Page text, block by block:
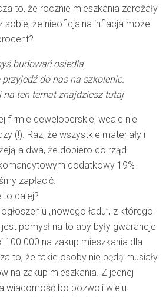
to, że rocznie mieszkania zdrożały
sobie, że nieoficjalna inflacja może
budować osiedla
do nas na szkolenie.
na ten temat znajdziesz tutaj
firmie deweloperskiej wcale nie
(!). Raz, że wszystkie materiały i
a dwa, że dopiero co rząd
dodatkowy 19%
zapłacić.
to dalej?
„nowego ładu”, z którego
pomysł na to aby były gwarancje
na zakup mieszkania dla
to, że takie osoby nie będą musiały
na zakup mieszkania. Z jednej
wiadomość bo pozwoli wielu